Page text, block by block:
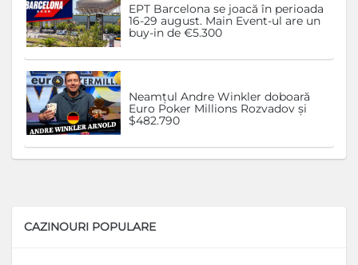
EPT Barcelona se joacă în perioada
16-29 august. Main Event-ul are un
buy-in de €5.300
Neamțul Andre Winkler doboară
Euro Poker Millions Rozvadov și
$482.790
CAZINOURI POPULARE